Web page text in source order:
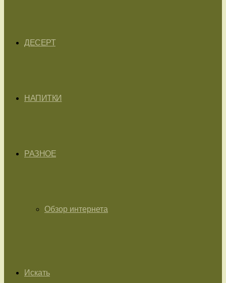
ДЕСЕРТ
НАПИТКИ
РАЗНОЕ
Обзор интернета
Искать